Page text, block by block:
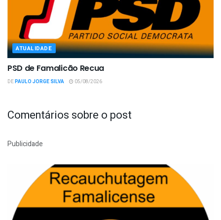
ATUALIDADE
PSD de Famalicão Recua
DEPAULO JORGE SILVA 05/08/2026
Comentários sobre o post
Publicidade